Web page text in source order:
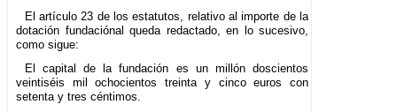
El artículo 23 de los estatutos, relativo al importe de la
dotación fundaciónal queda redactado, en lo sucesivo,
como sigue:
El capital de la fundación es un millón doscientos
veintiséis mil ochocientos treinta y cinco euros con
setenta y tres céntimos.